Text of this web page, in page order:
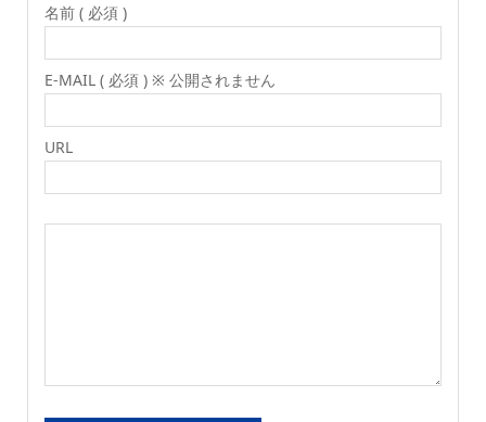
名前 ( 必須 )
E-MAIL ( 必須 ) ※ 公開されません
URL